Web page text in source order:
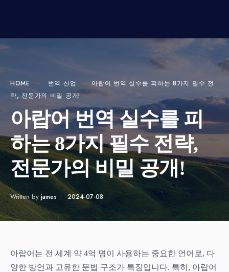
HOME 번역 산업
아랍어 번역 실수를 피하는 8가지 필수 전
략, 전문가의 비밀 공개!
아랍어 번역 실수를 피
하는 8가지 필수 전략,
전문가의 비밀 공개!
Written by james • 2024-07-08
아랍어는 전 세계 약 4억 명이 사용하는 중요한 언어로, 다
양한 방언과 고유한 문법 구조가 특징입니다. 특히, 아랍어